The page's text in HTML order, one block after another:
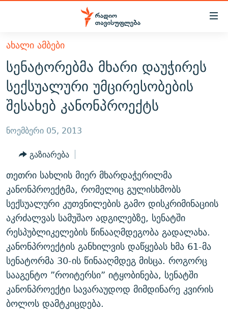
Accessibility
მთავარ
შინაარსზე
დაბრუნება
მთავარ
ნავიგაციაზე
დაბრუნება
ძიებაზე
ᲐᲮᲐᲚᲘ ᲐᲛᲑᲔᲑᲘ
ᲗᲔᲛᲔᲑᲘ
ᲞᲝᲚᲘᲢᲘᲙᲐ
ᲔᲙᲝᲜᲝᲛᲘᲙᲐ
ᲡᲐᲖᲝᲒᲐᲓᲝᲔᲑᲐ
ᲕᲘᲓᲔᲝ
ᲑᲚᲝᲒᲔᲑᲘ
ᲞᲝᲓᲙᲐᲡᲢᲔᲑᲘ
60 ᲓᲔᲪᲘᲑᲔᲚᲘ
ᲒᲐᲜᲙᲘᲗᲮᲕᲘᲡ ᲓᲦᲔ
ᲓᲘᲚᲘᲡ ᲡᲐᲣᲑᲠᲔᲑᲘ
ᲛᲝᲚᲐᲞᲐᲠᲐᲙᲔ ᲢᲔᲥᲡᲢᲔᲑᲘ
ᲨᲘᲜ - ᲣᲪᲮᲝᲔᲗᲨᲘ
ᲚᲘᲢᲔᲠᲐᲢᲣᲠᲣᲚᲘ ᲬᲐᲮᲜᲐᲒᲔᲑᲘ
ᲐᲛᲔᲠᲘᲙᲣᲚᲘ ᲛᲝᲗᲮᲠᲝᲑᲐ
ᲘᲛᲞᲔᲠᲘᲐ ᲓᲐ ᲠᲐᲓᲘᲝ
ᲤᲔᲜᲝᲕᲐᲜᲘ - 2.10
ᲗᲥᲕᲔᲜᲘ ᲞᲣᲑᲚᲘᲙᲐᲪᲘᲔᲑᲘ
ᲞᲠᲝᲔᲥᲢᲔᲑᲘ
ᲣᲙᲠᲐᲘᲜᲐᲨᲘ ᲓᲐᲦᲣᲞᲣᲚᲘ ᲥᲐᲠᲗᲕᲔᲚᲘ ᲛᲔᲑᲠᲫᲝᲚᲔᲑᲘ - 2022
ᲓᲐᲛᲝᲣᲙᲘᲓᲔᲑᲚᲝᲑᲘᲡ 100 ᲬᲔᲚᲘ
ᲩᲔᲛᲘ ᲡᲘᲙᲕᲓᲘᲚᲘᲡ ᲛᲘᲖᲔᲖᲘᲐ COVID-19
11 ᲬᲔᲚᲘ - 11 ᲐᲛᲑᲐᲕᲘ
ᲡᲐᲞᲐᲠᲚᲐᲛᲔᲜᲢᲝ ᲐᲠᲩᲔᲕᲜᲔᲑᲘᲡ ᲘᲡᲢᲝᲠᲘᲐ
ᲑᲐᲕᲨᲕᲔᲑᲘ ᲞᲠᲝᲡᲢᲘᲢᲣᲪᲘᲐᲨᲘ - ᲐᲛᲝᲣᲗᲥᲛᲔᲚᲘ ᲐᲛᲑᲐᲕᲘ
5 ᲐᲛᲑᲐᲕᲘ - 20 ᲘᲕᲜᲘᲡᲡ ᲓᲐᲨᲐᲕᲔᲑᲣᲚᲔᲑᲘ
ЭХО КАВКАЗА
ᲒᲐᲛᲝᲘᲬᲔᲠᲔ
რთე/რთ-ის ყველა საიტი
ᲐᲮᲐᲚᲘ ᲐᲛᲑᲔᲑᲘ
სენატორებმა მხარი დაუჭირეს
სექსუალური უმცირესობების
შესახებ კანონპროექტს
ნოემბერი 05, 2013
გაზიარება
თეთრი სახლის მიერ მხარდაჭერილმა
კანონპროექტმა, რომელიც გულისხმობს
სექსუალური კუთვნილების გამო დისკრიმინაციის
აკრძალვას სამუშაო ადგილებზე, სენატში
რესპუბლიკელების წინააღმდეგობა გადალახა.
კანონპროექტის განხილვის დაწყებას ხმა 61-მა
სენატორმა 30-ის წინააღმდეგ მისცა. როგორც
სააგენტო ”როიტერსი” იტყობინება, სენატში
კანონპროექტი სავარაუდოდ მიმდინარე კვირის
ბოლოს დამტკიცდება.